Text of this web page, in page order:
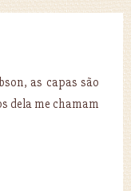
as capas são
dela me chamam